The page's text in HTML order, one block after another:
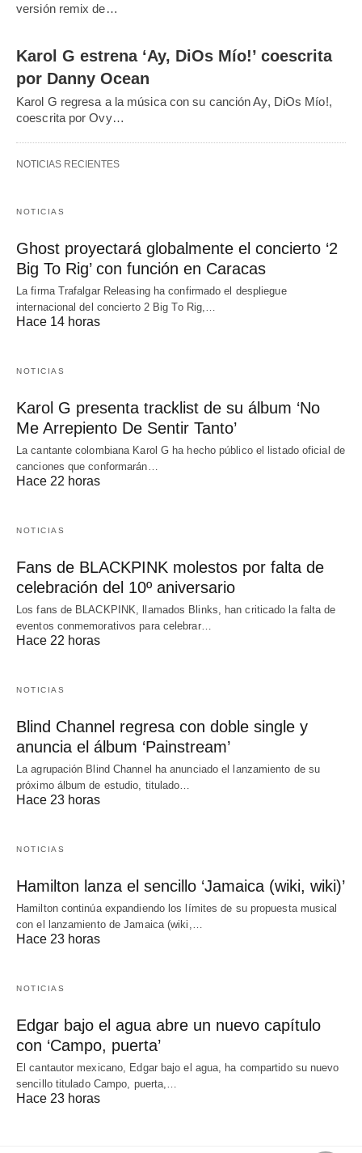
versión remix de…
Karol G estrena ‘Ay, DiOs Mío!’ coescrita
por Danny Ocean
Karol G regresa a la música con su canción Ay, DiOs Mío!,
coescrita por Ovy…
NOTICIAS RECIENTES
NOTICIAS
Ghost proyectará globalmente el concierto ‘2
Big To Rig’ con función en Caracas
La firma Trafalgar Releasing ha confirmado el despliegue
internacional del concierto 2 Big To Rig,…
Hace 14 horas
NOTICIAS
Karol G presenta tracklist de su álbum ‘No
Me Arrepiento De Sentir Tanto’
La cantante colombiana Karol G ha hecho público el listado oficial de
canciones que conformarán…
Hace 22 horas
NOTICIAS
Fans de BLACKPINK molestos por falta de
celebración del 10º aniversario
Los fans de BLACKPINK, llamados Blinks, han criticado la falta de
eventos conmemorativos para celebrar…
Hace 22 horas
NOTICIAS
Blind Channel regresa con doble single y
anuncia el álbum ‘Painstream’
La agrupación Blind Channel ha anunciado el lanzamiento de su
próximo álbum de estudio, titulado…
Hace 23 horas
NOTICIAS
Hamilton lanza el sencillo ‘Jamaica (wiki, wiki)’
Hamilton continúa expandiendo los límites de su propuesta musical
con el lanzamiento de Jamaica (wiki,…
Hace 23 horas
NOTICIAS
Edgar bajo el agua abre un nuevo capítulo
con ‘Campo, puerta’
El cantautor mexicano, Edgar bajo el agua, ha compartido su nuevo
sencillo titulado Campo, puerta,…
Hace 23 horas